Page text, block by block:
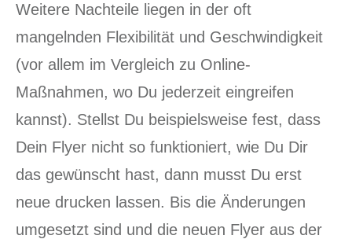
Weitere Nachteile liegen in der oft
mangelnden Flexibilität und Geschwindigkeit
(vor allem im Vergleich zu Online-
Maßnahmen, wo Du jederzeit eingreifen
kannst). Stellst Du beispielsweise fest, dass
Dein Flyer nicht so funktioniert, wie Du Dir
das gewünscht hast, dann musst Du erst
neue drucken lassen. Bis die Änderungen
umgesetzt sind und die neuen Flyer aus der